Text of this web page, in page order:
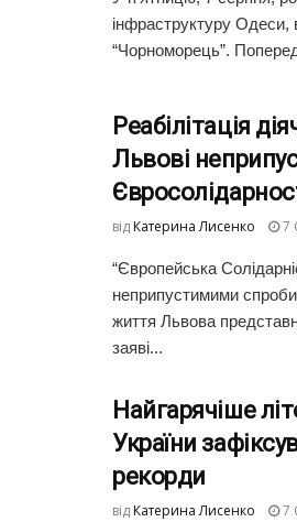
інфраструктуру Одеси,
“Чорноморець”.
Реабілітація
Львові
від Катерина Лисенко 7
“Європейська
неприпустимими спроби
життя Львова
заяві...
Найгарячіше
України
рекорди
від Катерина Лисенко 7